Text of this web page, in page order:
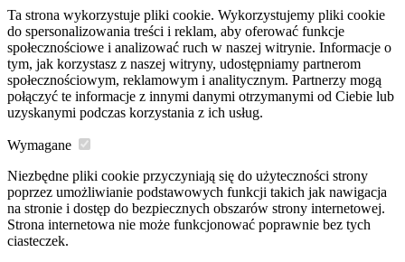
Ta strona wykorzystuje pliki cookie. Wykorzystujemy pliki cookie
do spersonalizowania treści i reklam, aby oferować funkcje
społecznościowe i analizować ruch w naszej witrynie. Informacje o
tym, jak korzystasz z naszej witryny, udostępniamy partnerom
społecznościowym, reklamowym i analitycznym. Partnerzy mogą
połączyć te informacje z innymi danymi otrzymanymi od Ciebie lub
uzyskanymi podczas korzystania z ich usług.
Wymagane
Niezbędne pliki cookie przyczyniają się do użyteczności strony
poprzez umożliwianie podstawowych funkcji takich jak nawigacja
na stronie i dostęp do bezpiecznych obszarów strony internetowej.
Strona internetowa nie może funkcjonować poprawnie bez tych
ciasteczek.